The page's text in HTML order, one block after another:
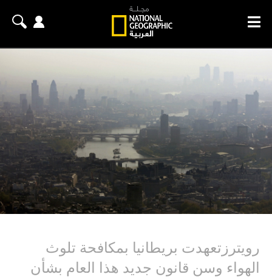
رويترزتعهدت بريطانيا بمكافحة تلوث
الهواء وسن قانون جديد هذا العام بشأن